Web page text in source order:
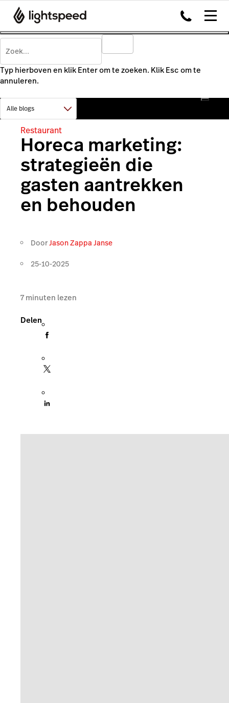
Typ hierboven en klik Enter om te zoeken. Klik Esc om te
annuleren.
Restaurant
Horeca marketing:
strategieën die
gasten aantrekken
en behouden
DoorJason Zappa Janse
25-10-2025
7minuten lezen
Delen